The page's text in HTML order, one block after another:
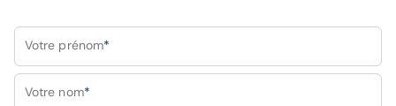
Votre prénom*
Votre nom*